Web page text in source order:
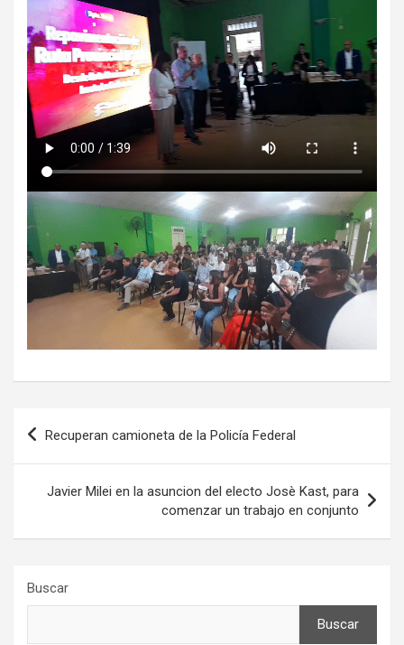
Navegación
Recuperan camioneta de la Policía Federal
Javier Milei en la asuncion del electo Josè Kast, para
comenzar un trabajo en conjunto
Buscar
Buscar